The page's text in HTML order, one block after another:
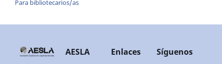
Para bibliotecarios/as
AESLA Enlaces Síguenos